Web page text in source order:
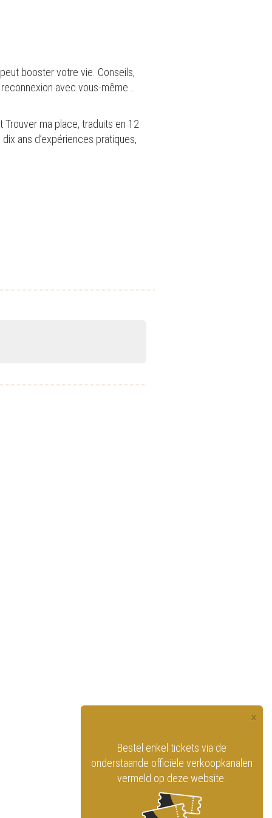
booster votre vie. Conseils,
avec vous-même...
ma place, traduits en 12
ans d’expériences pratiques,
×
Bestel enkel tickets via de
onderstaande officiële verkoopkanalen
vermeld op deze website.